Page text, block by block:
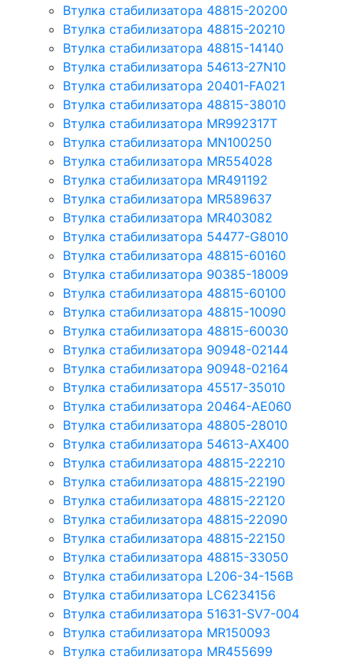
Втулка стабилизатора 48815-20200
Втулка стабилизатора 48815-20210
Втулка стабилизатора 48815-14140
Втулка стабилизатора 54613-27N10
Втулка стабилизатора 20401-FA021
Втулка стабилизатора 48815-38010
Втулка стабилизатора MR992317T
Втулка стабилизатора MN100250
Втулка стабилизатора MR554028
Втулка стабилизатора MR491192
Втулка стабилизатора MR589637
Втулка стабилизатора MR403082
Втулка стабилизатора 54477-G8010
Втулка стабилизатора 48815-60160
Втулка стабилизатора 90385-18009
Втулка стабилизатора 48815-60100
Втулка стабилизатора 48815-10090
Втулка стабилизатора 48815-60030
Втулка стабилизатора 90948-02144
Втулка стабилизатора 90948-02164
Втулка стабилизатора 45517-35010
Втулка стабилизатора 20464-AE060
Втулка стабилизатора 48805-28010
Втулка стабилизатора 54613-AX400
Втулка стабилизатора 48815-22210
Втулка стабилизатора 48815-22190
Втулка стабилизатора 48815-22120
Втулка стабилизатора 48815-22090
Втулка стабилизатора 48815-22150
Втулка стабилизатора 48815-33050
Втулка стабилизатора L206-34-156B
Втулка стабилизатора LC6234156
Втулка стабилизатора 51631-SV7-004
Втулка стабилизатора MR150093
Втулка стабилизатора MR455699